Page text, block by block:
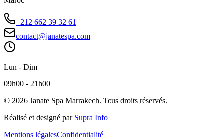
+212 662 39 32 61
contact@janatespa.com
Lun - Dim
09h00 - 21h00
© 2026 Janate Spa Marrakech. Tous droits réservés.
Réalisé et designé par Supra Info
Mentions légalesConfidentialité